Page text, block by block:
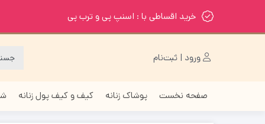
خرید اقساطی با : اسنپ پی و ترب پی
ورود | ثبت‌نام
صفحه نخست پوشاک زنانه کیف و کیف پول زنانه